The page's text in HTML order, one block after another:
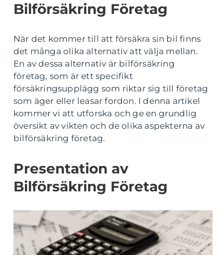
Bilförsäkring Företag
När det kommer till att försäkra sin bil finns
det många olika alternativ att välja mellan.
En av dessa alternativ är bilförsäkring
företag, som är ett specifikt
försäkringsupplägg som riktar sig till företag
som äger eller leasar fordon. I denna artikel
kommer vi att utforska och ge en grundlig
översikt av vikten och de olika aspekterna av
bilförsäkring företag.
Presentation av
Bilförsäkring Företag